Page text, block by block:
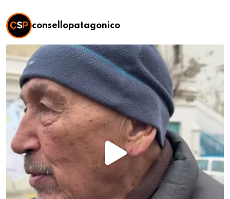
consellopatagonico